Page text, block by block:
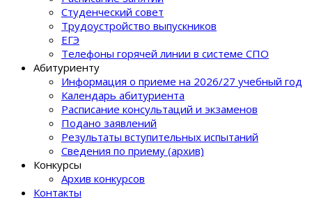
Студенческий совет
Трудоустройство выпускников
ЕГЭ
Телефоны горячей линии в системе СПО
Абитуриенту
Информация о приеме на 2026/27 учебный год
Календарь абитуриента
Расписание консультаций и экзаменов
Подано заявлений
Результаты вступительных испытаний
Сведения по приему (архив)
Конкурсы
Архив конкурсов
Контакты